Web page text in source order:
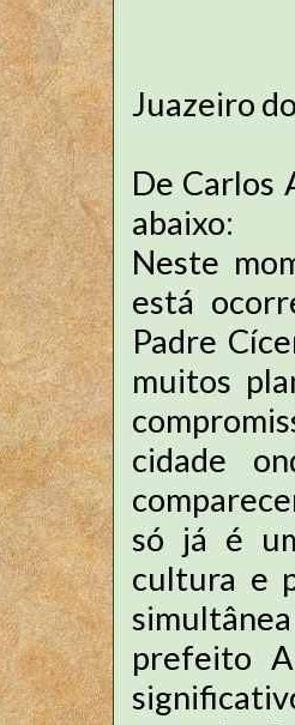
Juazeiro
De Carlos
abaixo:
Neste
está
Padre
muitos
cidade
só já é
cultura e
prefeito